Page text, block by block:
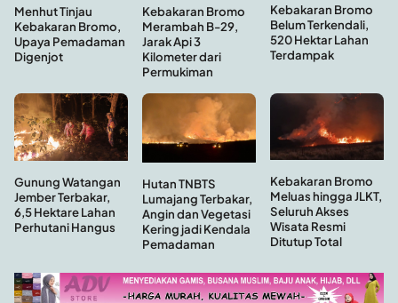
Menhut Tinjau
Kebakaran Bromo,
Upaya Pemadaman
Digenjot
Kebakaran Bromo
Merambah B-29,
Jarak Api 3
Kilometer dari
Permukiman
Kebakaran Bromo
Belum Terkendali,
520 Hektar Lahan
Terdampak
Gunung Watangan
Jember Terbakar,
6,5 Hektare Lahan
Perhutani Hangus
Hutan TNBTS
Lumajang Terbakar,
Angin dan Vegetasi
Kering jadi Kendala
Pemadaman
Kebakaran Bromo
Meluas hingga JLKT,
Seluruh Akses
Wisata Resmi
Ditutup Total